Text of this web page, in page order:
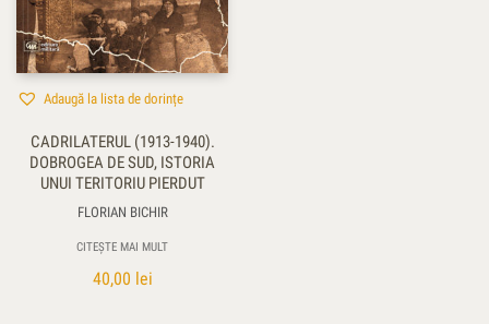
Adaugă la lista de dorințe
CADRILATERUL (1913-1940).
DOBROGEA DE SUD, ISTORIA
UNUI TERITORIU PIERDUT
FLORIAN BICHIR
CITEȘTE MAI MULT
40,00 lei